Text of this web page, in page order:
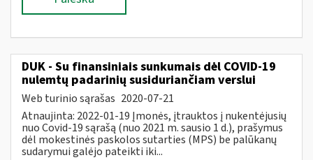
DUK - Su finansiniais sunkumais dėl COVID-19
nulemtų padarinių susiduriančiam verslui
Web turinio sąrašas 2020-07-21
Atnaujinta: 2022-01-19 Įmonės, įtrauktos į nukentėjusių
nuo Covid-19 sąrašą (nuo 2021 m. sausio 1 d.), prašymus
dėl mokestinės paskolos sutarties (MPS) be palūkanų
sudarymui galėjo pateikti iki...